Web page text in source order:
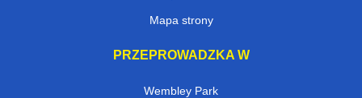
Mapa strony
PRZEPROWADZKA W
Wembley Park